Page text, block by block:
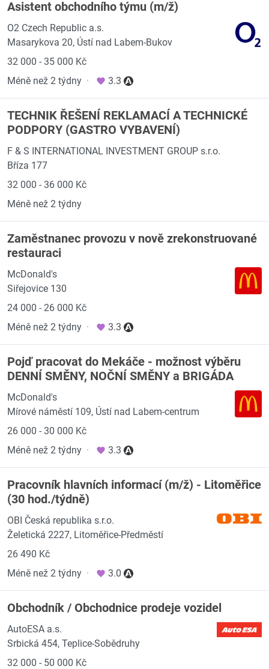
Asistent obchodního týmu (m/ž)
O2 Czech Republic a.s.
Masarykova 20, Ústí nad Labem-Bukov
32 000 - 35 000 Kč
Méně než 2 týdny · 3.3
TECHNIK ŘEŠENÍ REKLAMACÍ A TECHNICKÉ
PODPORY (GASTRO VYBAVENÍ)
F & S INTERNATIONAL INVESTMENT GROUP s.r.o.
Bříza 177
32 000 - 36 000 Kč
Méně než 2 týdny
Zaměstnanec provozu v nově zrekonstruované
restauraci
McDonald's
Siřejovice 130
24 000 - 26 000 Kč
Méně než 2 týdny · 3.3
Pojď pracovat do Mekáče - možnost výběru
DENNÍ SMĚNY, NOČNÍ SMĚNY a BRIGÁDA
McDonald's
Mírové náměstí 109, Ústí nad Labem-centrum
26 000 - 30 000 Kč
Méně než 2 týdny · 3.3
Pracovník hlavních informací (m/ž) - Litoměřice
(30 hod./týdně)
OBI Česká republika s.r.o.
Želetická 2227, Litoměřice-Předměstí
26 490 Kč
Méně než 2 týdny · 3.0
Obchodník / Obchodnice prodeje vozidel
AutoESA a.s.
Srbická 454, Teplice-Sobědruhy
32 000 - 50 000 Kč